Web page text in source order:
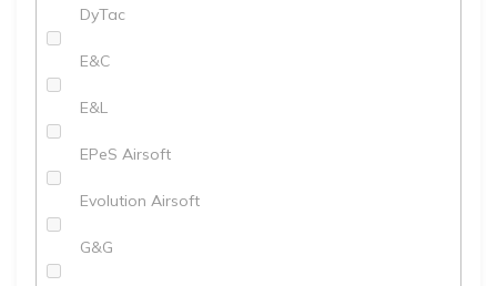
DyTac
E&C
E&L
EPeS Airsoft
Evolution Airsoft
G&G